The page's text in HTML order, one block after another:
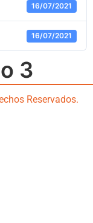
16/07/2021
16/07/2021
3
Reservados.